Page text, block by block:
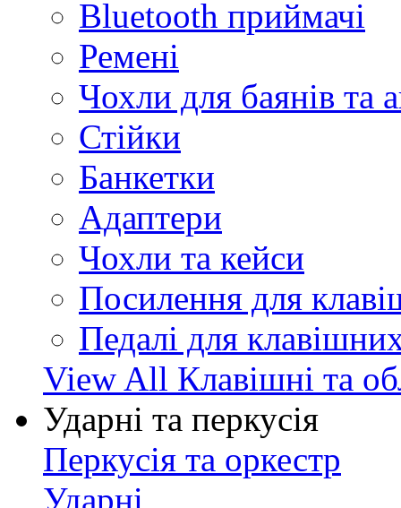
Bluetooth приймачі
Ремені
Чохли для баянів та
Стійки
Банкетки
Адаптери
Чохли та кейси
Посилення для
Педалі для
View All Клавішні та
Ударні та перкусія
Перкусія та оркестр
Ударні